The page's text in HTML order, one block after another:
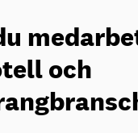
och